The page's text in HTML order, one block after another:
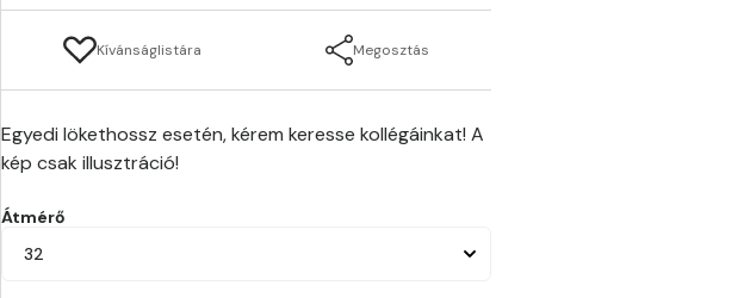
Kívánságlistára Megosztás
Egyedi lökethossz esetén, kérem keresse kollégáinkat! A
kép csak illusztráció!
Átmérő
32